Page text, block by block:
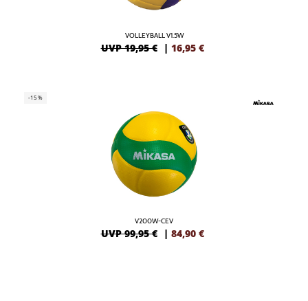
VOLLEYBALL V1.5W
UVP 19,95 € | 16,95 €
-15%
V200W-CEV
UVP 99,95 € | 84,90 €